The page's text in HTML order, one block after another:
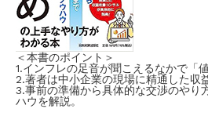
＜本書のポイント＞
1.インフレの足音が聞こえるなかで「
2.著者は中小企業の現場に精通した収
3.事前の準備から具体的な交渉のやり
ハウを解説。